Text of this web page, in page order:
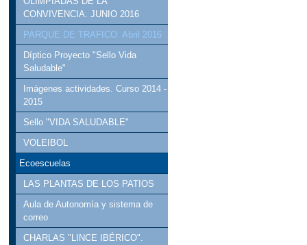
CONVIVENCIA. JUNIO 2016
PARQUE DE TRAFICO. Abril 2016
Díptico Proyecto "Sello Vida
Saludable"
Imágenes actividades. Curso 2014 -
2015
Sello "VIDA SALUDABLE"
VOLEIBOL
Ecoescuelas
LAS PLANTAS DE LOS PATIOS
Aula de Autonomía y sistema de
correo
CHARLAS "LINCE IBÉRICO".